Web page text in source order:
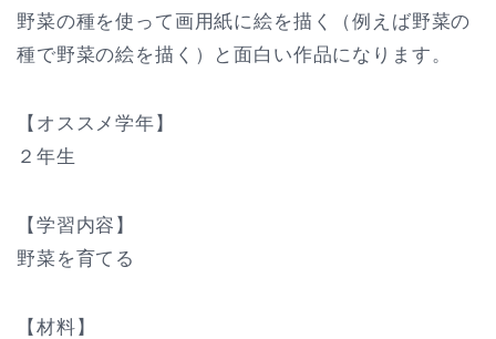
野菜の種を使って画用紙に絵を描く（例えば野菜の
種で野菜の絵を描く）と面白い作品になります。
【オススメ学年】
２年生
【学習内容】
野菜を育てる
【材料】